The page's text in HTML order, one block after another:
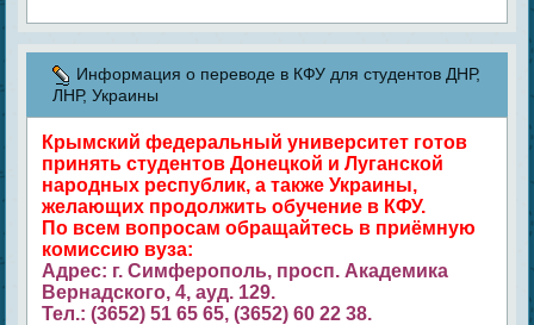
Информация о переводе в КФУ для студентов ДНР,
ЛНР, Украины
Крымский федеральный университет готов
принять студентов Донецкой и Луганской
народных республик, а также Украины,
желающих продолжить обучение в КФУ.
По всем вопросам обращайтесь в приёмную
комиссию вуза:
Адрес: г. Симферополь, просп. Академика
Вернадского, 4, ауд. 129.
Тел.: (3652) 51 65 65, (3652) 60 22 38.